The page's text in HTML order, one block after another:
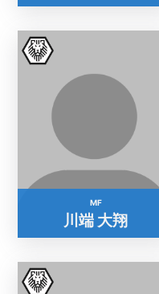
MF
川端 大翔